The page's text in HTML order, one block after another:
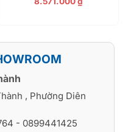
, Phường Diên
- 0899441425